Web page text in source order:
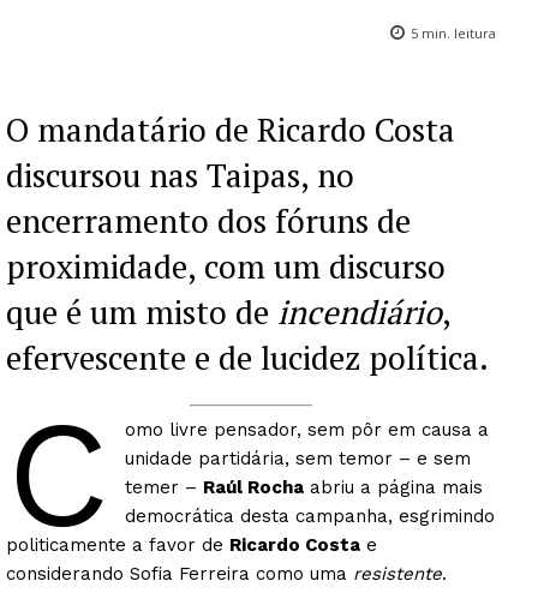
5 min. leitura
O mandatário de Ricardo Costa
discursou nas Taipas, no
encerramento dos fóruns de
proximidade, com um discurso
que é um misto de incendiário,
efervescente e de lucidez política.
C
omo livre pensador, sem pôr em causa a
unidade partidária, sem temor – e sem
temer – Raúl Rochaabriu a página mais
democrática desta campanha, esgrimindo
politicamente a favor de Ricardo Costa e
considerando Sofia Ferreira como uma resistente.